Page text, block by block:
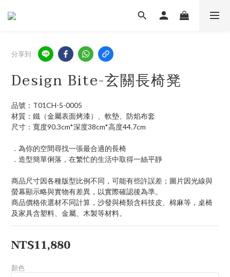
分享到
Design Bite-玄關長椅凳
品號：T01CH-5-0005
材質：鐵（金屬表面烤漆）、軟墊、防焰布套
尺寸：寬度90.3cm*深度38cm*高度44.7cm
．為你的空間尋找一張最合適的長椅
．造型簡單俐落，在繁忙的生活中取得一絲平靜
商品尺寸因各種版型比例不同，可能有些許誤差；圖片因光線與
螢幕顯示略與實物有差異，以實際確認後為準。
商品價格依選材不同計算，沙發與椅類含科技皮、棉麻等，桌椅
及家具含塑料、金屬、木製等材料。
NT$11,880
顏色